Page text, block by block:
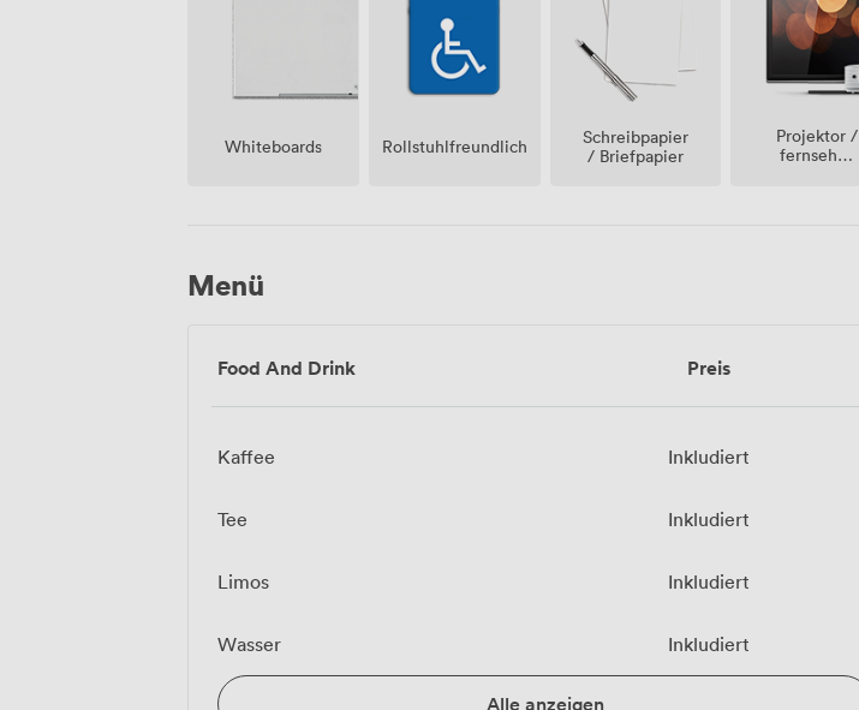
Whiteboards Rollstuhlfreundlich
Schreibpapier
/ Briefpapier
Projektor /
fernseher
Menü
Food And Drink Preis
Kaffee Inkludiert
Tee Inkludiert
Limos Inkludiert
Wasser Inkludiert
Alle anzeigen